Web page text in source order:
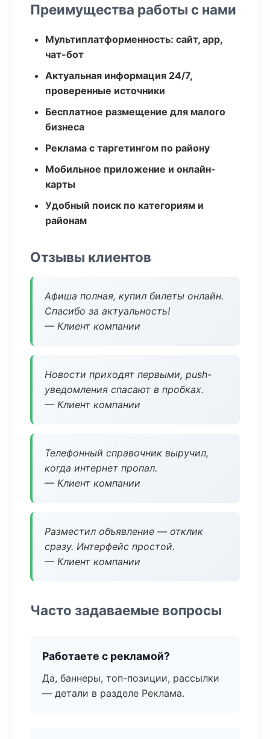
Преимущества работы с нами
Мультиплатформенность: сайт, app,
чат-бот
Актуальная информация 24/7,
проверенные источники
Бесплатное размещение для малого
бизнеса
Реклама с таргетингом по району
Мобильное приложение и онлайн-
карты
Удобный поиск по категориям и
районам
Отзывы клиентов
Афиша полная, купил билеты онлайн.
Спасибо за актуальность!
— Клиент компании
Новости приходят первыми, push-
уведомления спасают в пробках.
— Клиент компании
Телефонный справочник выручил,
когда интернет пропал.
— Клиент компании
Разместил объявление — отклик
сразу. Интерфейс простой.
— Клиент компании
Часто задаваемые вопросы
Работаете с рекламой?
Да, баннеры, топ-позиции, рассылки
— детали в разделе Реклама.